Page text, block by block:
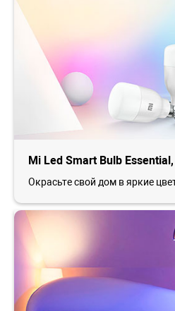
Mi Led Smart Bulb
Окрасьте свой дом в яркие